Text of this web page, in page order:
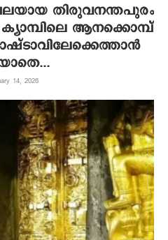
തിരുവനന്തപുരം
ആനക്കൊമ്പ്
14, 2026